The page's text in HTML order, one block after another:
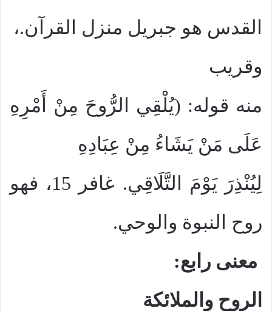
القدس هو جبريل منزل القرآن.،
وقريب
منه قوله: (يُلْقِي الرُّوحَ مِنْ أَمْرِهِ
عَلَى مَنْ يَشَاءُ مِنْ عِبَادِهِ
لِيُنْذِرَ يَوْمَ التَّلَاقِي. غافر 15، فهو
روح النبوة والوحي.
معنى رابع:
الروح والملائكة